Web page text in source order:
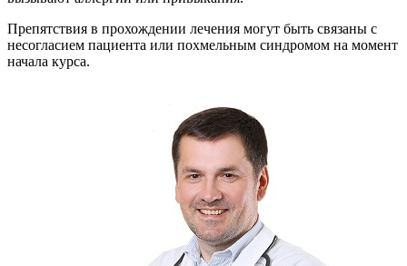
Препятствия в прохождении лечения могут быть связаны с
несогласием пациента или похмельным синдромом на момент
начала курса.